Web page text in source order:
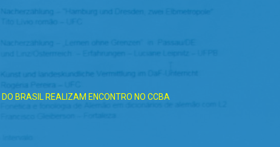
BRASIL REALIZAM ENCONTRO NO CCBA